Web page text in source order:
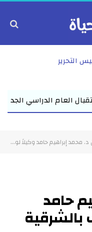
التحرير
التعليم بالشرقية
إبراهيم حامد وكيلاً لوزارة الأوقاف بالشرقية
حامد
بالشرقية